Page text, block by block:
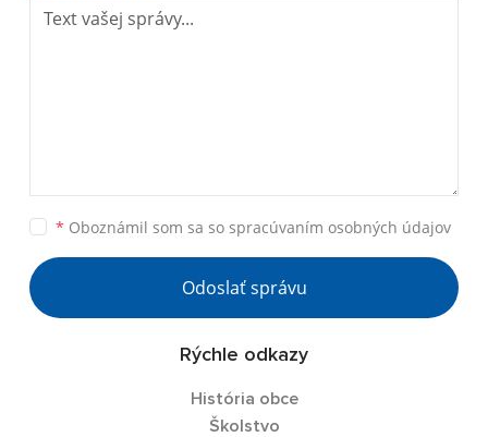
* Oboznámil som sa so spracúvaním osobných údajov
Odoslať správu
Rýchle odkazy
História obce
Školstvo